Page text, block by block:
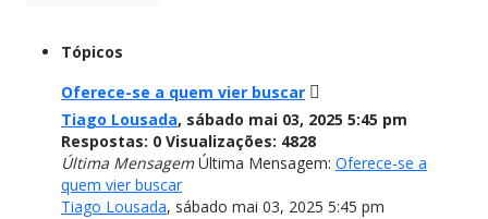
Tópicos
Oferece-se a quem vier buscar
Tiago Lousada, sábado mai 03, 2025 5:45 pm
Respostas: 0 Visualizações: 4828
Última MensagemÚltima Mensagem: Oferece-se a
quem vier buscar
Tiago Lousada, sábado mai 03, 2025 5:45 pm